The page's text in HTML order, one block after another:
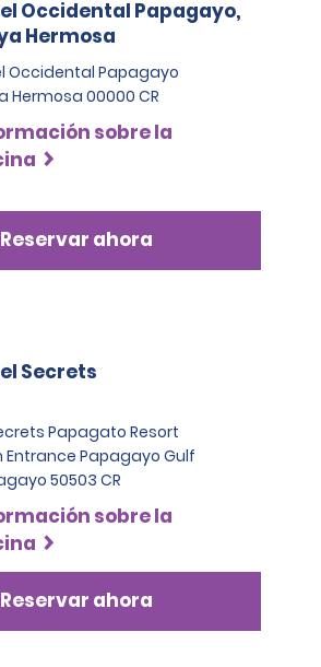
Occidental Papagayo,
Hermosa
Occidental Papagayo
Hermosa 00000 CR
sobre la
Reservar ahora
Secrets
Papagato Resort
Entrance Papagayo Gulf
50503 CR
sobre la
Reservar ahora